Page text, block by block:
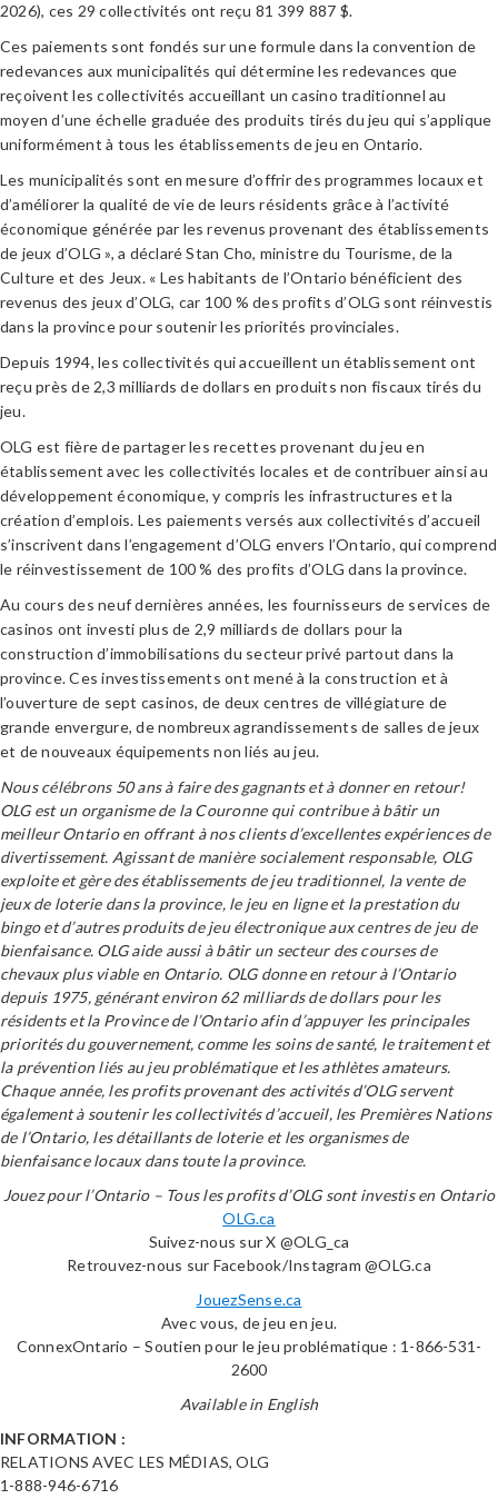
2026), ces 29 collectivités ont reçu 81 399 887 $.
Ces paiements sont fondés sur une formule dans la convention de
redevances aux municipalités qui détermine les redevances que
reçoivent les collectivités accueillant un casino traditionnel au
moyen d’une échelle graduée des produits tirés du jeu qui s’applique
uniformément à tous les établissements de jeu en Ontario.
Les municipalités sont en mesure d’offrir des programmes locaux et
d’améliorer la qualité de vie de leurs résidents grâce à l’activité
économique générée par les revenus provenant des établissements
de jeux d’OLG », a déclaré Stan Cho, ministre du Tourisme, de la
Culture et des Jeux. « Les habitants de l’Ontario bénéficient des
revenus des jeux d’OLG, car 100 % des profits d’OLG sont réinvestis
dans la province pour soutenir les priorités provinciales.
Depuis 1994, les collectivités qui accueillent un établissement ont
reçu près de 2,3 milliards de dollars en produits non fiscaux tirés du
jeu.
OLG est fière de partager les recettes provenant du jeu en
établissement avec les collectivités locales et de contribuer ainsi au
développement économique, y compris les infrastructures et la
création d’emplois. Les paiements versés aux collectivités d’accueil
s’inscrivent dans l’engagement d’OLG envers l’Ontario, qui comprend
le réinvestissement de 100 % des profits d’OLG dans la province.
Au cours des neuf dernières années, les fournisseurs de services de
casinos ont investi plus de 2,9 milliards de dollars pour la
construction d’immobilisations du secteur privé partout dans la
province. Ces investissements ont mené à la construction et à
l’ouverture de sept casinos, de deux centres de villégiature de
grande envergure, de nombreux agrandissements de salles de jeux
et de nouveaux équipements non liés au jeu.
Nous célébrons 50 ans à faire des gagnants et à donner en retour!
OLG est un organisme de la Couronne qui contribue à bâtir un
meilleur Ontario en offrant à nos clients d’excellentes expériences de
divertissement. Agissant de manière socialement responsable, OLG
exploite et gère des établissements de jeu traditionnel, la vente de
jeux de loterie dans la province, le jeu en ligne et la prestation du
bingo et d’autres produits de jeu électronique aux centres de jeu de
bienfaisance. OLG aide aussi à bâtir un secteur des courses de
chevaux plus viable en Ontario. OLG donne en retour à l’Ontario
depuis 1975, générant environ 62 milliards de dollars pour les
résidents et la Province de l’Ontario afin d’appuyer les principales
priorités du gouvernement, comme les soins de santé, le traitement et
la prévention liés au jeu problématique et les athlètes amateurs.
Chaque année, les profits provenant des activités d’OLG servent
également à soutenir les collectivités d’accueil, les Premières Nations
de l’Ontario, les détaillants de loterie et les organismes de
bienfaisance locaux dans toute la province.
Jouez pour l’Ontario – Tous les profits d’OLG sont investis en Ontario
OLG.ca
Suivez-nous sur X @OLG_ca
Retrouvez-nous sur Facebook/Instagram @OLG.ca
JouezSense.ca
Avec vous, de jeu en jeu.
ConnexOntario – Soutien pour le jeu problématique : 1-866-531-
2600
Available in English
INFORMATION :
RELATIONS AVEC LES MÉDIAS, OLG
1-888-946-6716